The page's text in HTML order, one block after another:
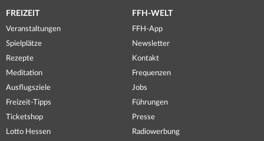
FREIZEIT
Veranstaltungen
Spielplätze
Rezepte
Meditation
Ausflugsziele
Freizeit-Tipps
Ticketshop
Lotto Hessen
FFH-WELT
FFH-App
Newsletter
Kontakt
Frequenzen
Jobs
Führungen
Presse
Radiowerbung